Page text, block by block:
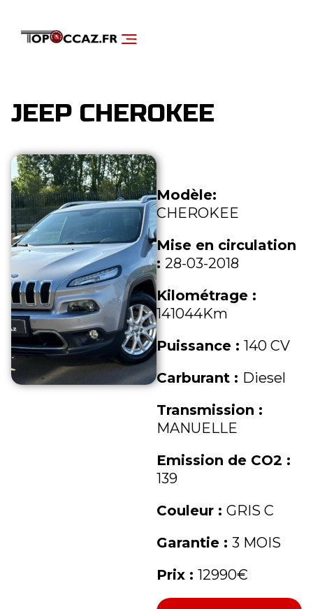
JEEP CHEROKEE
Modèle:
CHEROKEE
Mise en circulation
: 28-03-2018
Kilométrage :
141044Km
Puissance : 140 CV
Carburant : Diesel
Transmission :
MANUELLE
Emission de CO2 :
139
Couleur : GRIS C
Garantie : 3 MOIS
Prix : 12990€